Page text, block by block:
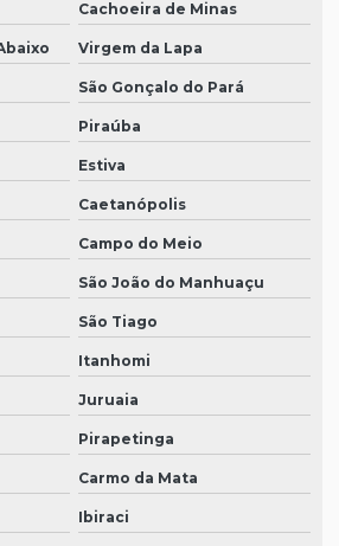
Cachoeira de Minas
Virgem da Lapa
São Gonçalo do Pará
Piraúba
Estiva
Caetanópolis
Campo do Meio
São João do Manhuaçu
São Tiago
Itanhomi
Juruaia
Pirapetinga
Carmo da Mata
Ibiraci